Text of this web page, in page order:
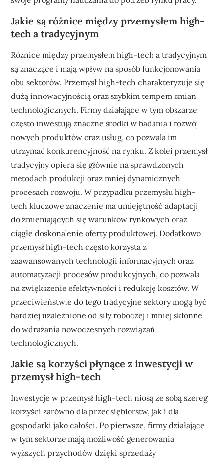
Jakie są różnice między przemysłem high-
tech a tradycyjnym
Różnice między przemysłem high-tech a tradycyjnym
są znaczące i mają wpływ na sposób funkcjonowania
obu sektorów. Przemysł high-tech charakteryzuje się
dużą innowacyjnością oraz szybkim tempem zmian
technologicznych. Firmy działające w tym obszarze
często inwestują znaczne środki w badania i rozwój
nowych produktów oraz usług, co pozwala im
utrzymać konkurencyjność na rynku. Z kolei przemysł
tradycyjny opiera się głównie na sprawdzonych
metodach produkcji oraz mniej dynamicznych
procesach rozwoju. W przypadku przemysłu high-
tech kluczowe znaczenie ma umiejętność adaptacji
do zmieniających się warunków rynkowych oraz
ciągłe doskonalenie oferty produktowej. Dodatkowo
przemysł high-tech często korzysta z
zaawansowanych technologii informacyjnych oraz
automatyzacji procesów produkcyjnych, co pozwala
na zwiększenie efektywności i redukcję kosztów. W
przeciwieństwie do tego tradycyjne sektory mogą być
bardziej uzależnione od siły roboczej i mniej skłonne
do wdrażania nowoczesnych rozwiązań
technologicznych.
Jakie są korzyści płynące z inwestycji w
przemysł high-tech
Inwestycje w przemysł high-tech niosą ze sobą szereg
korzyści zarówno dla przedsiębiorstw, jak i dla
gospodarki jako całości. Po pierwsze, firmy działające
w tym sektorze mają możliwość generowania
wyższych przychodów dzięki sprzedaży